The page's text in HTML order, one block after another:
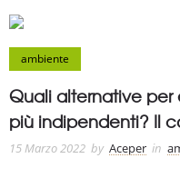
ambiente
Quali alternative
più indipendenti? Il
15 Marzo 2022 by Aceper in